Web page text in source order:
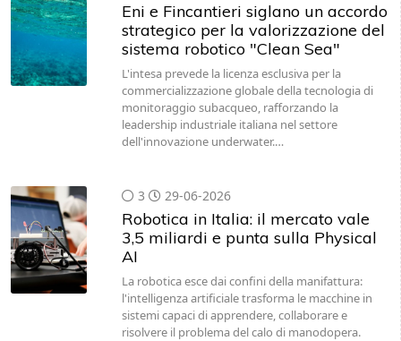
Eni e Fincantieri siglano un accordo
strategico per la valorizzazione del
sistema robotico "Clean Sea"
L'intesa prevede la licenza esclusiva per la
commercializzazione globale della tecnologia di
monitoraggio subacqueo, rafforzando la
leadership industriale italiana nel settore
dell'innovazione underwater.…
3 29-06-2026
Robotica in Italia: il mercato vale
3,5 miliardi e punta sulla Physical
AI
La robotica esce dai confini della manifattura:
l'intelligenza artificiale trasforma le macchine in
sistemi capaci di apprendere, collaborare e
risolvere il problema del calo di manodopera.